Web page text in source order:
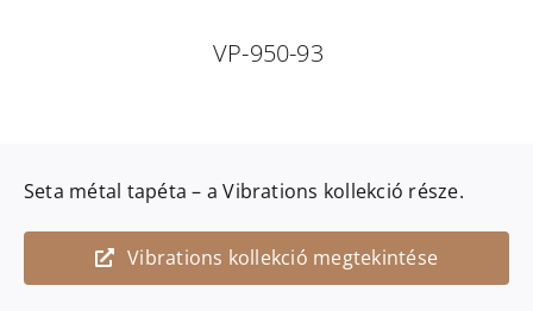
VP-950-93
Seta métal tapéta – aVibrations kollekció része.
Vibrations kollekció megtekintése